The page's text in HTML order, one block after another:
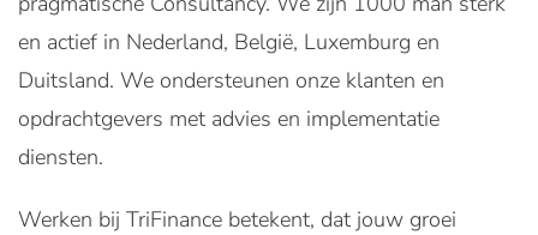
en actief in Nederland, België, Luxemburg en
Duitsland. We ondersteunen onze klanten en
opdrachtgevers met advies en implementatie
diensten.
Werken bij TriFinance betekent, dat jouw groei